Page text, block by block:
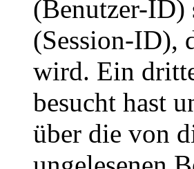
(Benutzer-ID)
(Session-ID),
wird. Ein
besucht hast
über die von